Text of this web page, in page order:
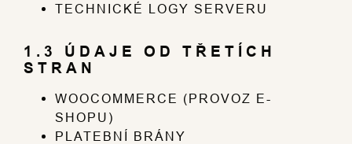
TECHNICKÉ LOGY SERVERU
1.3 ÚDAJE OD TŘETÍCH
STRAN
WOOCOMMERCE (PROVOZ E-
SHOPU)
PLATEBNÍ BRÁNY